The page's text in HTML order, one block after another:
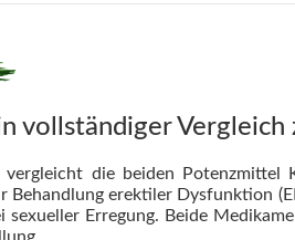
vollständiger
vergleicht die beiden Potenzmittel
Behandlung erektiler Dysfunktion
sexueller Erregung. Beide